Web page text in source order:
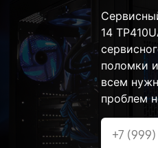
14
поломки
всем
проблем